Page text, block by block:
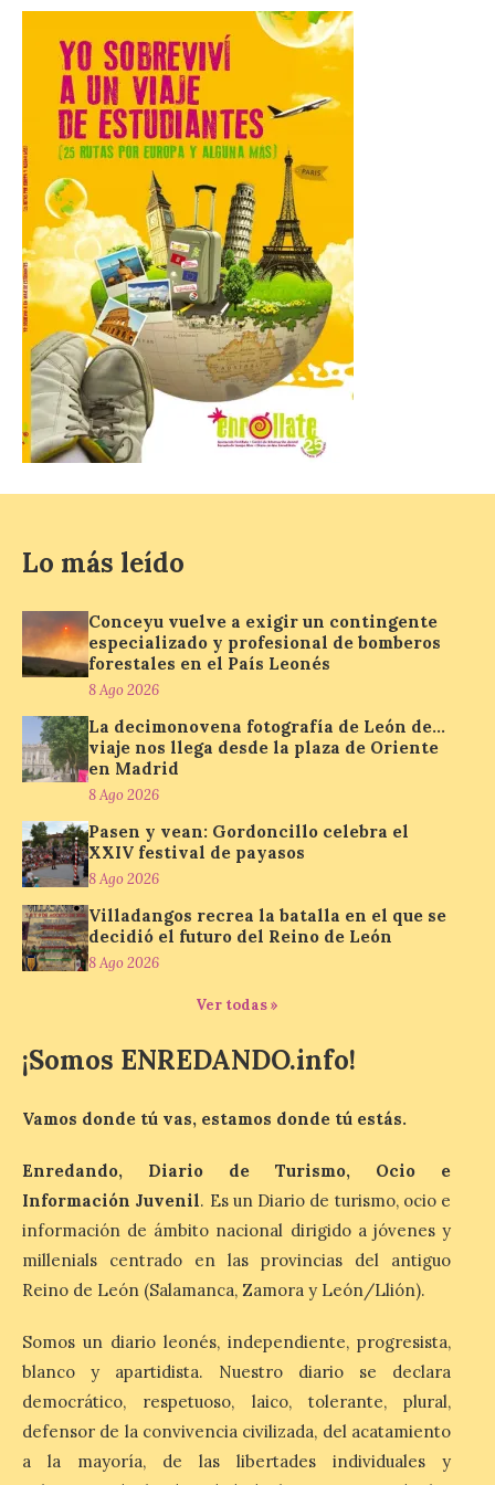
Incide en que el eclipse se
verá desde múltiples
puntos de la ciudad, por lo
que no será necesario
desplazarse y se
recomienda no acudir a Gijón/Xixón en
coche ni usarlo ese día. Los accesos a
la Campa Torres y La […]
La decimonovena
fotografía de León de…
viaje nos llega desde la
plaza de Oriente en
Madrid
8 Ago 2026
de…viaje. Una iniciativa
Enróllate, la Asociación
Conceyu País Llionés y el Diario de
jóvenes “Enredando.info”. Pilar Aller Aller
nos envía la décimo […]
Los minerales y sus usos
más comunes centran la
nueva exposición del
Museo de la Siderurgia y
la Minería de Sabero
8 Ago 2026
La exposición que se
inaugurará el sábado día 8
de agosto a las doce y
media de la mañana,
minerales, rocas y fósiles de Castilla y
La Bañeza inicia sus
cargo de Arturo Martínez
Matilla
8 Ago 2026
El Ayuntamiento de La
Martínez Matilla como
pregonero de las Fiestas
2026. Tendrá lugar este
sábado 8 de agosto a las 21,00 horas en el
teatro municipal de La Bañeza. El
comunicador astorgano Arturo Martínez
Matilla, […]
Lo más leído
Conceyu vuelve a exigir un contingente
especializado y profesional de bomberos
forestales en el País Leonés
8 Ago 2026
La decimonovena fotografía de León de…
viaje nos llega desde la plaza de Oriente
en Madrid
8 Ago 2026
Pasen y vean: Gordoncillo celebra el
XXIV festival de payasos
8 Ago 2026
Villadangos recrea la batalla en el que se
decidió el futuro del Reino de León
8 Ago 2026
Ver todas »
¡Somos ENREDANDO.info!
Vamos donde tú vas, estamos donde tú estás.
Enredando, Diario de Turismo, Ocio e
Información Juvenil. Es un Diario de turismo, ocio e
información de ámbito nacional dirigido a jóvenes y
millenials centrado en las provincias del antiguo
Reino de León (Salamanca, Zamora y León/Llión).
Somos un diario leonés, independiente, progresista,
blanco y apartidista. Nuestro diario se declara
democrático, respetuoso, laico, tolerante, plural,
defensor de la convivencia civilizada, del acatamiento
a la mayoría, de las libertades individuales y